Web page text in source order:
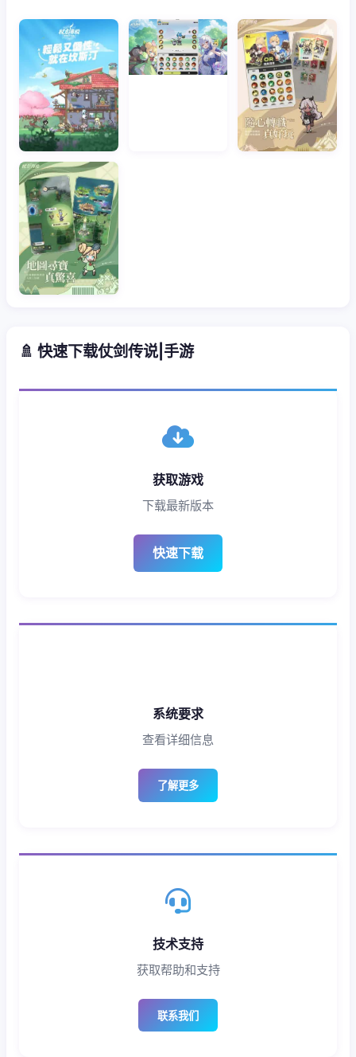
🚿 快速下载仗剑传说|手游
获取游戏
下载最新版本
快速下载
系统要求
查看详细信息
了解更多
技术支持
获取帮助和支持
联系我们